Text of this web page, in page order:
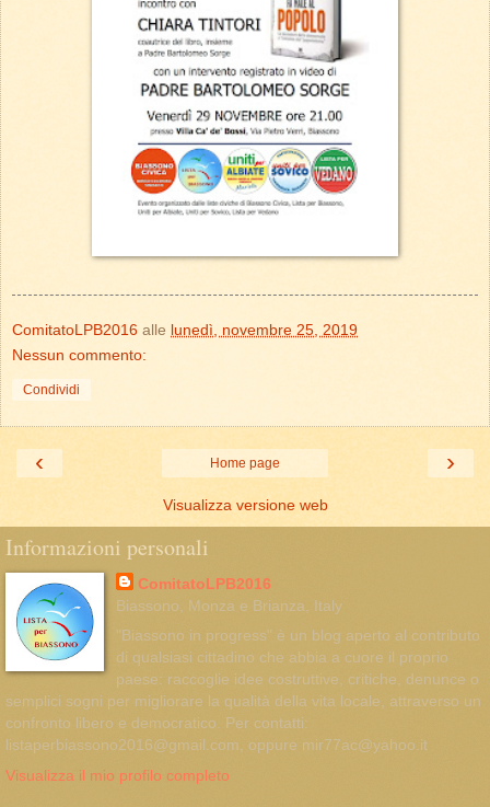
ComitatoLPB2016 alle lunedì, novembre 25, 2019
Nessun commento:
Condividi
‹ ›
Home page
Visualizza versione web
Informazioni personali
ComitatoLPB2016
Biassono, Monza e Brianza, Italy
"Biassono in progress" è un blog aperto al contributo
di qualsiasi cittadino che abbia a cuore il proprio
paese: raccoglie idee costruttive, critiche, denunce o
semplici sogni per migliorare la qualità della vita locale, attraverso un
confronto libero e democratico. Per contatti:
listaperbiassono2016@gmail.com, oppure mir77ac@yahoo.it
Visualizza il mio profilo completo